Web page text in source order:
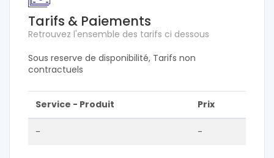
Tarifs & Paiements
Retrouvez l'ensemble des tarifs ci dessous
Sous reserve de disponibilité, Tarifs non
contractuels
Service - Produit Prix
- -